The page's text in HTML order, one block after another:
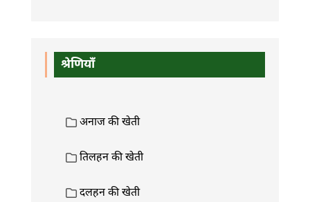
श्रेणियाँ
अनाज की खेती
तिलहन की खेती
दलहन की खेती